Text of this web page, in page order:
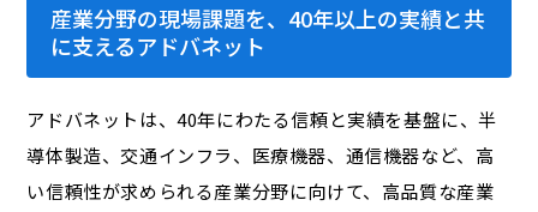
産業分野の現場課題を、40年以上の実績と共
に支えるアドバネット
アドバネットは、40年にわたる信頼と実績を基盤に、半
導体製造、交通インフラ、医療機器、通信機器など、高
い信頼性が求められる産業分野に向けて、高品質な産業